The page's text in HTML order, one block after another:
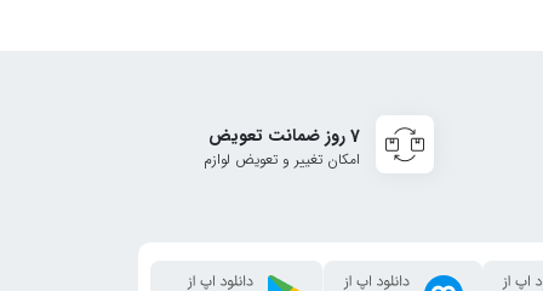
7 روز ضمانت تعویض
امکان تغییر و تعویض لوازم